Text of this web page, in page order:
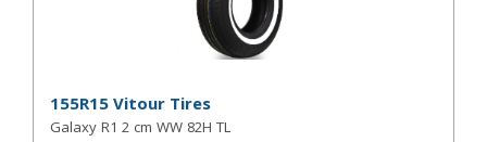
155R15 Vitour Tires
Galaxy R1 2 cm WW 82H TL